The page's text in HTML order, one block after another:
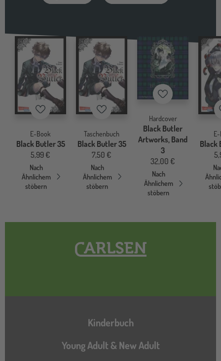
Merkzettel
E-Book
Black Butler 35
5,99 €
Nach
Ähnlichem
stöbern
Merkzettel
Taschenbuch
Black Butler 35
7,50 €
Nach
Ähnlichem
stöbern
Merkzettel
Hardcover
Black Butler
Artworks, Band
3
32,00 €
Nach
Ähnlichem
stöbern
Black
Hauptnavigation
Kinderbuch
Young Adult & New Adult